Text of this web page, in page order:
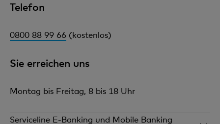
Telefon
0800 88 99 66 (kostenlos)
Sie erreichen uns
Montag bis Freitag, 8 bis 18 Uhr
Serviceline E-Banking und Mobile Banking